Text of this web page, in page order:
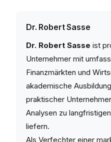
Dr. Robert Sasse
Dr. Robert Sasse ist
Unternehmer mit
Finanzmärkten und
akademische
praktischer
Analysen zu
liefern.
Als Verfechter einer